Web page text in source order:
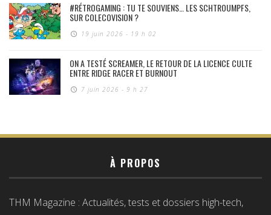
#RÉTROGAMING : TU TE SOUVIENS… LES SCHTROUMPFS,
SUR COLECOVISION ?
19 juin 2026 - 19 h 02
ON A TESTÉ SCREAMER, LE RETOUR DE LA LICENCE CULTE
ENTRE RIDGE RACER ET BURNOUT
7 juin 2026 - 9 h 27
À PROPOS
THM Magazine : Actualités, tests et dossiers high-tech,